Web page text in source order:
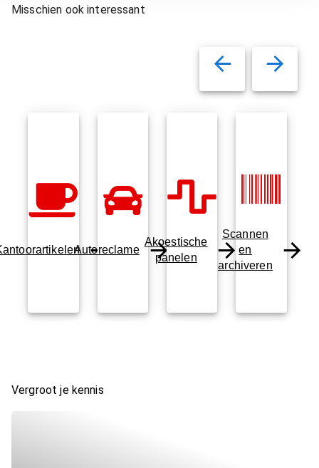
Misschien ook interessant
Autoreclame
Akoestische
panelen
Scannen
en
archiveren
Vergroot je kennis